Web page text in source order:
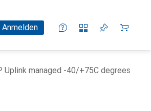
Anmelden
managed -40/+75C degrees